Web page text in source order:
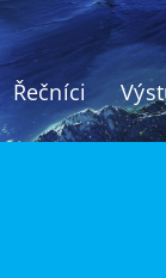
Řečníci